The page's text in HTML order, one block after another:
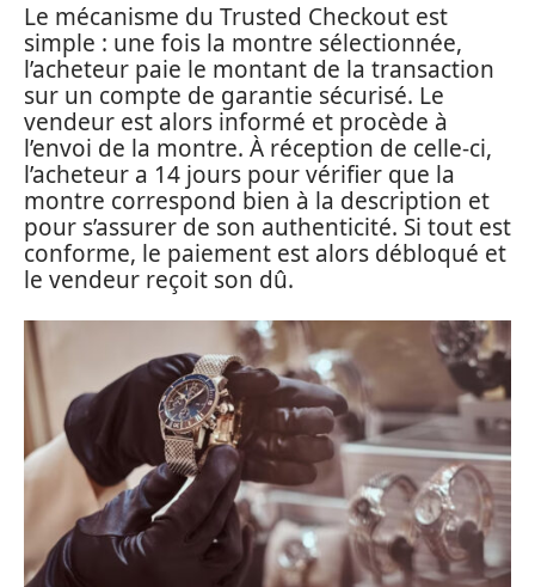
Le mécanisme du Trusted Checkout est
simple : une fois la montre sélectionnée,
l’acheteur paie le montant de la transaction
sur un compte de garantie sécurisé. Le
vendeur est alors informé et procède à
l’envoi de la montre. À réception de celle-ci,
l’acheteur a 14 jours pour vérifier que la
montre correspond bien à la description et
pour s’assurer de son authenticité. Si tout est
conforme, le paiement est alors débloqué et
le vendeur reçoit son dû.